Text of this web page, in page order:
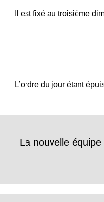
Il est fixé au troisième
L’ordre du jour étant
La nouvelle